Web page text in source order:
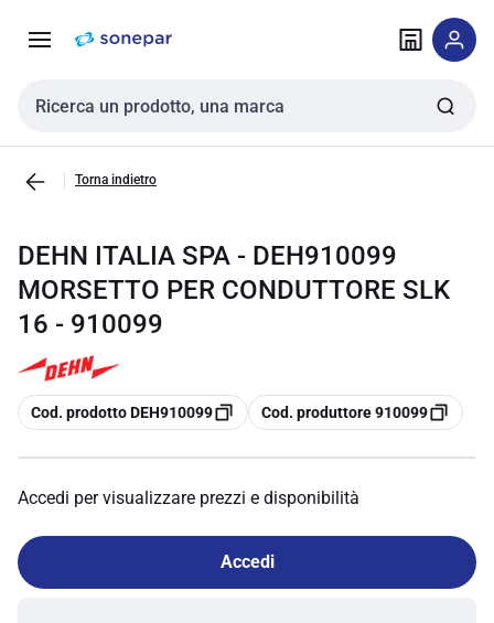
navigazione alla
Cerca input
Torna indietro
DEHN ITALIA SPA - DEH910099
MORSETTO PER CONDUTTORE SLK
16 - 910099
copia
Cod. prodotto DEH910099 copia
Cod. produttore 910099
Accedi per visualizzare prezzi e disponibilità
Accedi